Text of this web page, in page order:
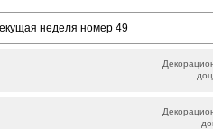
неделя номер 49
доц.